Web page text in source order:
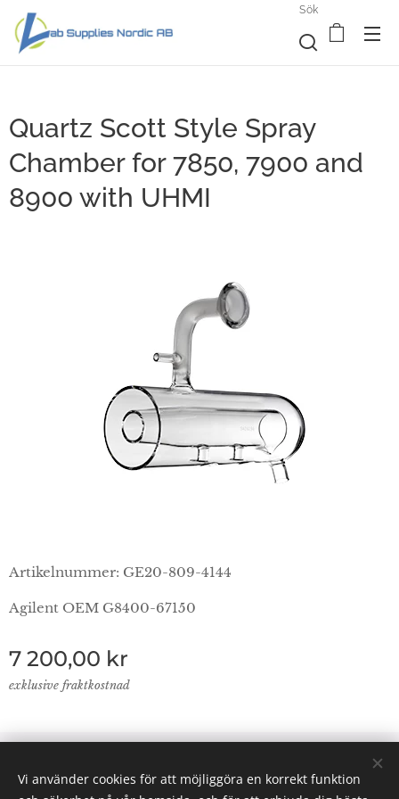
Sök
Quartz Scott Style Spray
Chamber for 7850, 7900 and
8900 with UHMI
Artikelnummer: GE20-809-4144
Agilent OEM G8400-67150
7 200,00 kr
exklusive fraktkostnad
© 2024 Lab Supplies Nordic AB, VATnr SE559250124001,
PO BOX 2013, 800 02 Gävle
Vi använder cookies för att möjliggöra en korrekt funktion